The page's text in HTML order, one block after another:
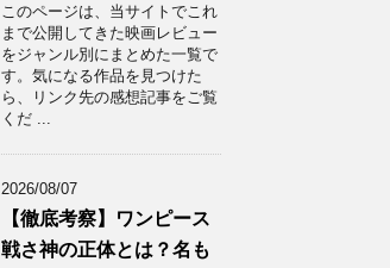
このページは、当サイトでこれ
まで公開してきた映画レビュー
をジャンル別にまとめた一覧で
す。気になる作品を見つけた
ら、リンク先の感想記事をご覧
くだ ...
2026/08/07
【徹底考察】ワンピース
戦さ神の正体とは？名も